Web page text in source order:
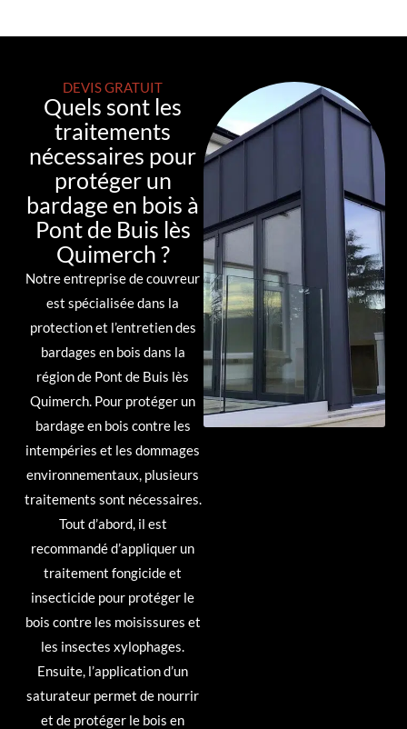
DEVIS GRATUIT
Quels sont les
traitements
nécessaires pour
protéger un
bardage en bois à
Pont de Buis lès
Quimerch ?
Notre entreprise de couvreur
est spécialisée dans la
protection et l’entretien des
bardages en bois dans la
région de Pont de Buis lès
Quimerch. Pour protéger un
bardage en bois contre les
intempéries et les dommages
environnementaux, plusieurs
traitements sont nécessaires.
Tout d’abord, il est
recommandé d’appliquer un
traitement fongicide et
insecticide pour protéger le
bois contre les moisissures et
les insectes xylophages.
Ensuite, l’application d’un
saturateur permet de nourrir
et de protéger le bois en